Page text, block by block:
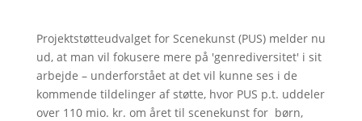
Projektstøtteudvalget for Scenekunst (PUS) melder nu
ud, at man vil fokusere mere på 'genrediversitet' i sit
arbejde – underforstået at det vil kunne ses i de
kommende tildelinger af støtte, hvor PUS p.t. uddeler
over 110 mio. kr. om året til scenekunst for børn,